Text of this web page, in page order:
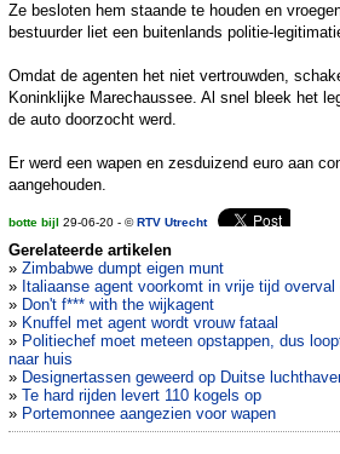
Ze besloten hem staande te houden en
bestuurder liet een buitenlands politie-
Omdat de agenten het niet vertrouwden,
Koninklijke Marechaussee. Al snel bleek het
de auto doorzocht werd.
Er werd een wapen en zesduizend euro aan
aangehouden.
botte bijl 29-06-20 - ©RTV Utrecht
Gerelateerde artikelen
» Zimbabwe dumpt eigen munt
» Italiaanse agent voorkomt in vrije tijd
» Don't f*** with the wijkagent
» Knuffel met agent wordt vrouw fataal
» Politiechef moet meteen opstappen, dus
naar huis
» Designertassen geweerd op Duitse
» Te hard rijden levert 110 kogels op
» Portemonnee aangezien voor wapen